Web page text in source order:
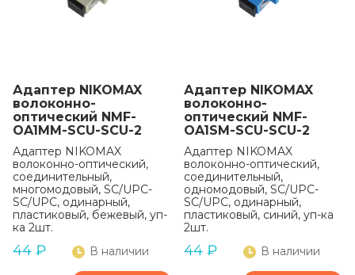
Адаптер NIKOMAX
волоконно-
оптический NMF-
OA1MM-SCU-SCU-2
Адаптер NIKOMAX
волоконно-оптический,
соединительный,
многомодовый, SC/UPC-
SC/UPC, одинарный,
пластиковый, бежевый, уп-
ка 2шт.
44 ₽ В наличии
Адаптер NIKOMAX
волоконно-
оптический NMF-
OA1SM-SCU-SCU-2
Адаптер NIKOMAX
волоконно-оптический,
соединительный,
одномодовый, SC/UPC-
SC/UPC, одинарный,
пластиковый, синий, уп-ка
2шт.
44 ₽ В наличии